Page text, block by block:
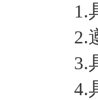
1.
2.
3.
4.